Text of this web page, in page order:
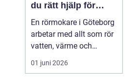
du rätt hjälp för
vatten, värme och
avlopp
En rörmokare i Göteborg
arbetar med allt som rör
vatten, värme och
avlopp, både vid akuta
problem och vid
01 juni 2026